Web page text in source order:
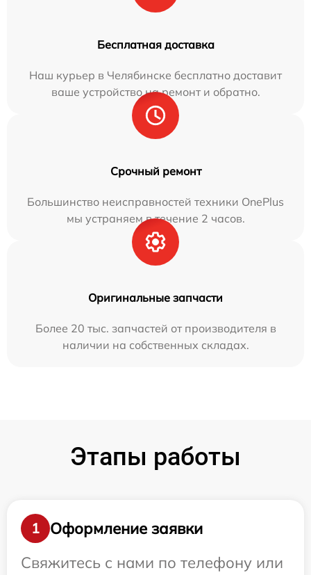
Бесплатная доставка
Наш курьер в Челябинске бесплатно доставит
ваше устройство на ремонт и обратно.
Срочный ремонт
Большинство неисправностей техники OnePlus
мы устраняем в течение 2 часов.
Оригинальные запчасти
Более 20 тыс. запчастей от производителя в
наличии на собственных складах.
Этапы работы
1
Оформление заявки
Свяжитесь с нами по телефону или